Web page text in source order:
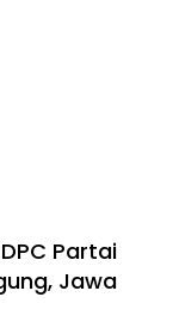
Partai
Jawa